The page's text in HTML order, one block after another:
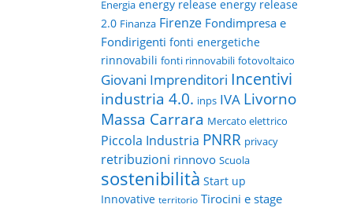
Energia energy release energy release
2.0 Finanza Firenze Fondimpresa e
Fondirigenti fonti energetiche
rinnovabili fonti rinnovabili fotovoltaico
Giovani Imprenditori Incentivi
industria 4.0. inps IVA Livorno
Massa Carrara Mercato elettrico
Piccola Industria PNRR privacy
retribuzioni rinnovo Scuola
sostenibilità Start up
Innovative territorio Tirocini e stage